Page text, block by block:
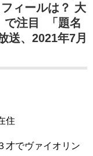
ィールは？ 大
で注目 「題名
送、2021年7月
住
才でヴァイオリン